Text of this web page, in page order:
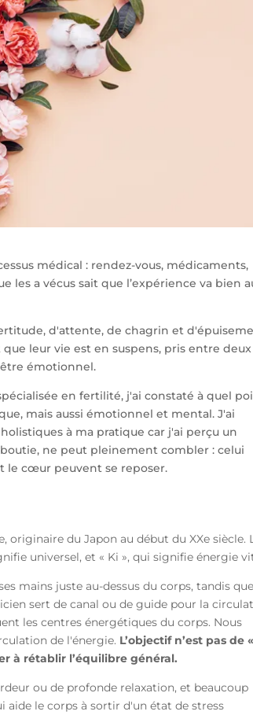
médical : rendez-vous, médicaments,
les a vécus sait que l’expérience va bien
d'attente, de chagrin et
leur vie est en suspens, pris entre deux
émotionnel.
en fertilité, j'ai constaté à quel
mais aussi émotionnel et mental. J'ai
à ma pratique car j'ai perçu un
ne peut pleinement combler : celui
le cœur peuvent se reposer.
originaire du Japon au début du XXe siècle.
universel, et « Ki », qui signifie énergie
mains juste au-dessus du corps, tandis
sert de canal ou de guide pour la
les centres énergétiques du corps. Nous
de l'énergie. L’objectif n’est pas de «
à rétablir l’équilibre général.
ou de profonde relaxation, et beaucoup
le corps à sortir d'un état de stress